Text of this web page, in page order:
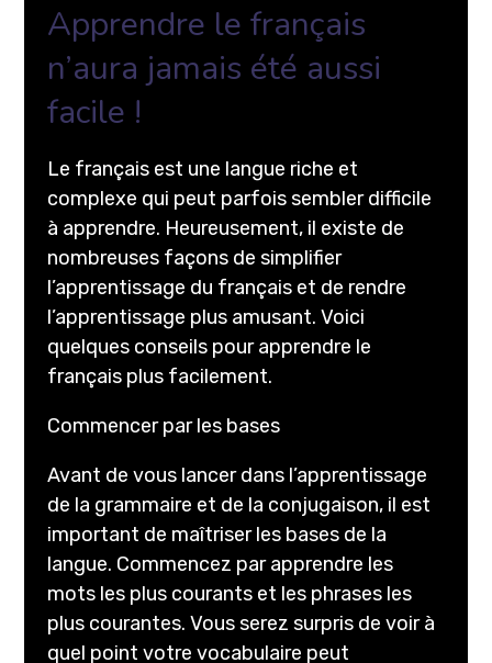
Apprendre le français
n’aura jamais été aussi
facile !
Le français est une langue riche et
complexe qui peut parfois sembler difficile
à apprendre. Heureusement, il existe de
nombreuses façons de simplifier
l’apprentissage du français et de rendre
l’apprentissage plus amusant. Voici
quelques conseils pour apprendre le
français plus facilement.
Commencer par les bases
Avant de vous lancer dans l’apprentissage
de la grammaire et de la conjugaison, il est
important de maîtriser les bases de la
langue. Commencez par apprendre les
mots les plus courants et les phrases les
plus courantes. Vous serez surpris de voir à
quel point votre vocabulaire peut